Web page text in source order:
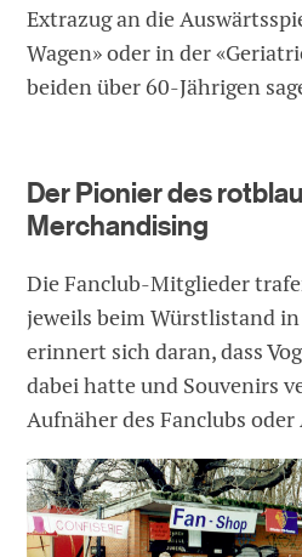
Extrazug an die
Wagen» oder in der
beiden über 60-Jährigen
Der Pionier des
Merchandising
Die Fanclub-Mitglieder
jeweils beim Würstlistand
erinnert sich daran, dass
dabei hatte und Souvenirs
Aufnäher des Fanclubs oder